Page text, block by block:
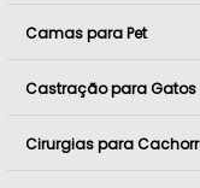
Camas para Pet
Castração para Gatos
Cirurgias para